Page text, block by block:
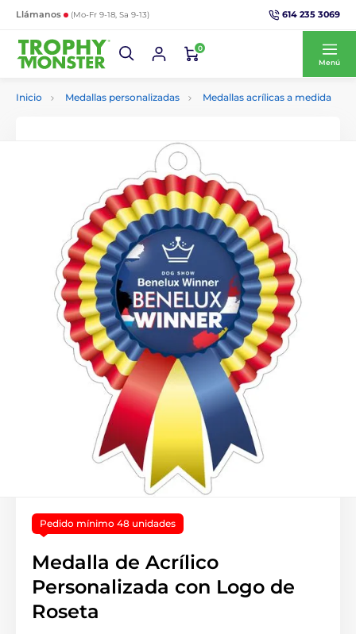
Llámanos (Mo-Fr 9-18, Sa 9-13) 614 235 3069
0
Menú
Inicio Medallas personalizadas Medallas acrílicas a medida
Pedido mínimo 48 unidades
Medalla de Acrílico
Personalizada con Logo de
Roseta